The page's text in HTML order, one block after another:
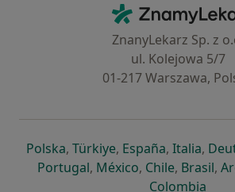
ZnanyLekarz Sp. z
ul. Kolejowa 5/7
01-217 Warszawa,
Polskase otevře v nové záložce
, Türkiyese otevře v nové
, Españase otevře v
, Italiase
,
Portugalse otevře v nové záložce
, Méxicose otevře v
, Chilese otevře
, Brasilse
,
Colombia